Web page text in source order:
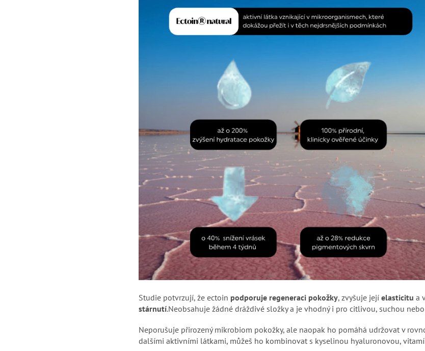
Studie potvrzují, že ectoin podporuje regeneraci pokožky, zvyšuje její elasticitu a
stárnutí.Neobsahuje žádné dráždivé složky a je vhodný i pro citlivou, suchou
Neporušuje přirozený mikrobiom pokožky, ale naopak ho pomáhá udržovat v
dalšími aktivními látkami, můžeš ho kombinovat s kyselinou hyaluronovou,